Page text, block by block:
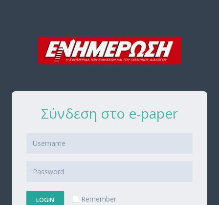
Σύνδεση στο e-paper
LOGIN Remember